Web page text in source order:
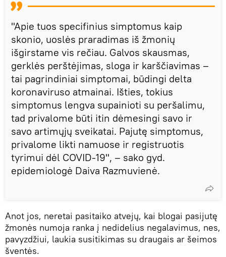
"Apie tuos specifinius simptomus kaip
skonio, uoslės praradimas iš žmonių
išgirstame vis rečiau. Galvos skausmas,
gerklės perštėjimas, sloga ir karščiavimas –
tai pagrindiniai simptomai, būdingi delta
koronaviruso atmainai. Išties, tokius
simptomus lengva supainioti su peršalimu,
tad privalome būti itin dėmesingi savo ir
savo artimųjų sveikatai. Pajutę simptomus,
privalome likti namuose ir registruotis
tyrimui dėl COVID-19", – sako gyd.
epidemiologė Daiva Razmuvienė.
Anot jos, neretai pasitaiko atvejų, kai blogai pasijutę
žmonės numoja ranka į nedidelius negalavimus, nes,
pavyzdžiui, laukia susitikimas su draugais ar šeimos
šventės.